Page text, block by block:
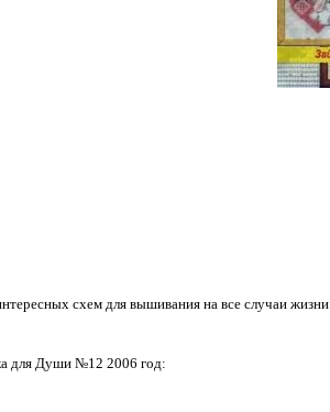
схем для вышивания на все случаи жизни.
для Души №12 2006 год: